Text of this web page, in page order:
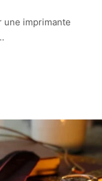
une imprimante